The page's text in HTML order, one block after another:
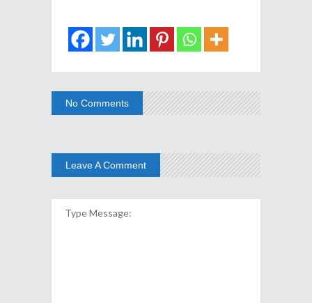
No Comments
Leave A Comment